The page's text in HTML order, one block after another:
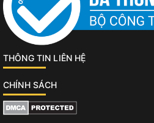
THÔNG TIN LIÊN HỆ
CHÍNH SÁCH